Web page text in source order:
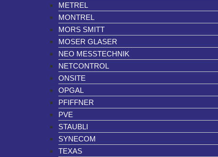
METREL
MONTREL
MORS SMITT
MOSER GLASER
NEO MESSTECHNIK
NETCONTROL
ONSITE
OPGAL
PFIFFNER
PVE
STAUBLI
SYNECOM
TEXAS